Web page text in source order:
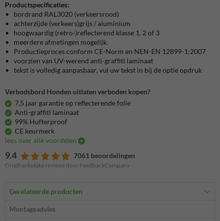
Productspecificaties:
bordrand RAL3020 (verkeersrood)
achterzijde (verkeers)grijs / aluminium
hoogwaardig (retro-)reflecterend klasse 1, 2 of 3
meerdere afmetingen mogelijk.
Productieproces conform CE-Norm en NEN-EN 12899-1:2007
voorzien van UV-werend anti-graffiti laminaat
tekst is volledig aanpasbaar, vul uw tekst in bij de optie opdruk
Verbodsbord Honden uitlaten verboden kopen?
7,5 jaar garantie op reflecterende folie
Anti-graffiti laminaat
99% Hufterproof
CE keurmerk
lees over alle voordelen
9.4 7061 beoordelingen
Onafhankelijke reviews door FeedbackCompany
Gerelateerde producten
Montageadvies